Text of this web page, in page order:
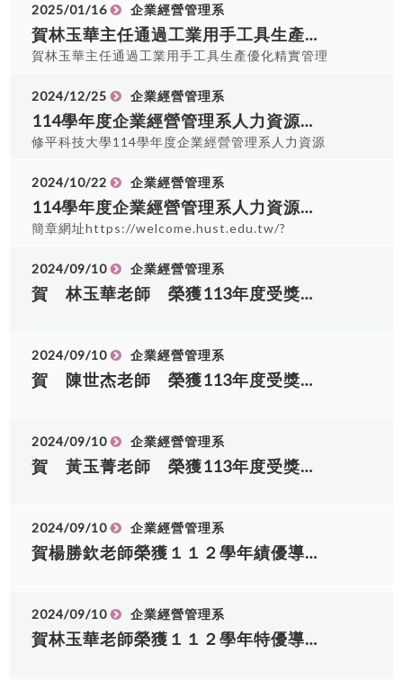
走路指引
https://www.facebook.com/share/p/18NtVCkGzZ/
面試時間 編號 姓名 08:40 碩企管114012
企管114004 張○濱 08:55 碩企管114013 莊○
玉 09:10 碩企管114001 周○劼 09:15 碩企管
114002 鄧○宇 09:20 碩企管114003 蕭○玲
09:25 碩企管114006 張○琪 09:30 碩企管
114005 林○妤 09:35 碩企管114008 林○儒
09:40 碩企管114009 林○琪 09:45 碩企管
114010 莊○玗 09:50 碩企管114011 吳○圳
10:25 碩企管114014 林○秀 10:30 碩企管
10:40 碩企管114017 張○蓁 10:45 碩企管
114018 黃○縈 10:50 碩企管114019 馮○年
2025/01/16
企業經營管理系
賀林玉華主任通過工業用手工具生產優化精實管理服務計畫、力陽工業生產線效率提升精實管理服務計畫、馥民金屬製品加工效率精實管理服務計畫
賀林玉華主任通過工業用手工具生產優化精實管理
計畫、馥民金屬製品加工效率精實管理服務計畫
2024/12/25 企業經營管理系
114學年度企業經營管理系人力資源管理碩士班口試時間表
修平科技大學114學年度企業經營管理系人力資源
日 面試地點：E202教室 報到地點：E201教室(企
管系辦公室) 請於面試前30分鐘於E0201完成報到
電話：(04)24961100 分機2198 徐小姐 “企管系”系
https://www.facebook.com/share/p/1BGqxNkxF7/
https://www.facebook.com/share/p/1NV5KVGtiW/
序號 時間 准考證號碼 姓名 1 08:00 114碩士-甄-企
管-025 黃o汝 2 08:10 114碩士-甄-企管-027 林o
企管-043 楊o葳 6 08:50 114碩士-甄-企管-001 林
o凱 7 09:00 114碩士-甄-企管-002 李o軒 8 09:10
114碩士-甄-企管-023 張o濱 9 09:20 114碩士-甄-
賴o妙 11 09:40 114碩士-甄-企管-030 李o耆 12
09:50 114碩士-甄-企管-031 張o蓁 13 10:00 114
碩士-甄-企管-032 林o秀 14 10:10 114碩士-甄-企
10:40 114碩士-甄-企管-038 莊o玉 18 10:50 114
碩士-甄-企管-039 林o妤 19 11:00 114碩士-甄-企
2024/10/22 企業經營管理系
114學年度企業經營管理系人力資源管理碩士班招生
簡章網址https://welcome.hust.edu.tw/?
2024/09/10
企業經營管理系
賀 林玉華老師 榮獲113年度受獎勵支領彈性薪資獎項之服務與輔導績優類(第二款第一目)
2024/09/10 企業經營管理系
賀 陳世杰老師 榮獲113年度受獎勵支領彈性薪資獎項之教學績優類(第一款第二目)
2024/09/10 企業經營管理系
賀 黃玉菁老師 榮獲113年度受獎勵支領彈性薪資獎項之教學績優類(第一款第一目)
2024/09/10 企業經營管理系
賀楊勝欽老師榮獲１１２學年績優導師獎項
2024/09/10 企業經營管理系
賀林玉華老師榮獲１１２學年特優導師獎項